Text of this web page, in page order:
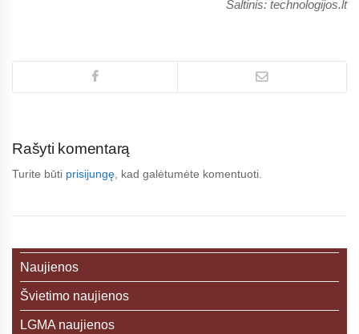
Šaltinis: technologijos.lt
Rašyti komentarą
Turite būti prisijungę , kad galėtumėte komentuoti.
Naujienos
Švietimo naujienos
LGMA naujienos